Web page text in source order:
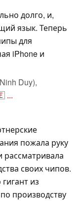
долго, и,
язык. Теперь
для
iPhone и
Duy),
...
пожала руку
рассматривала
своих чипов.
из
производству